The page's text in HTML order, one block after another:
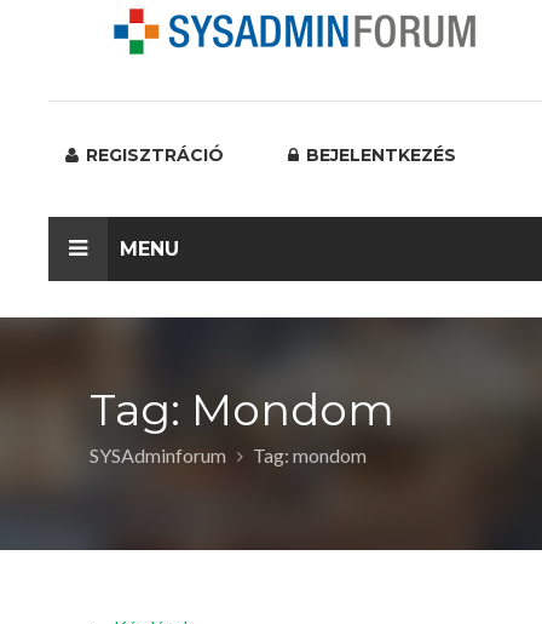
REGISZTRÁCIÓ BEJELENTKEZÉS
MENU
Tag: Mondom
SYSAdminforum Tag: mondom